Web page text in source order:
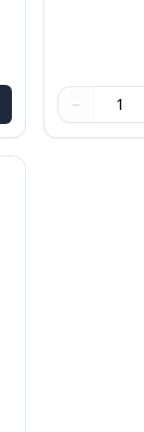
Quantité
Utilisez les
−
Quantité